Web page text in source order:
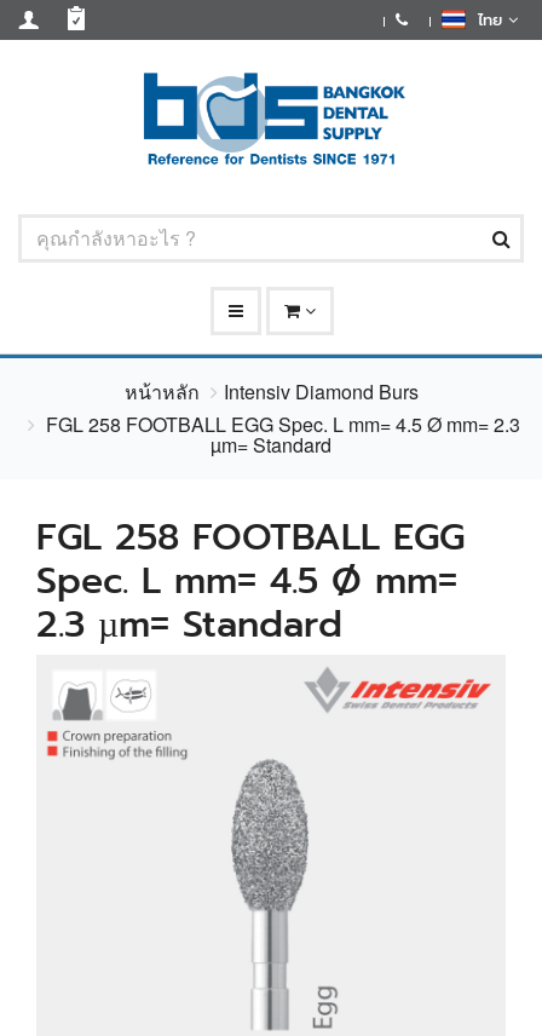
ไทย
หน้าหลัก
Intensiv Diamond Burs
FGL 258 FOOTBALL EGG Spec. L mm= 4.5 Ø mm= 2.3
µm= Standard
FGL 258 FOOTBALL EGG
Spec. L mm= 4.5 Ø mm=
2.3 µm= Standard